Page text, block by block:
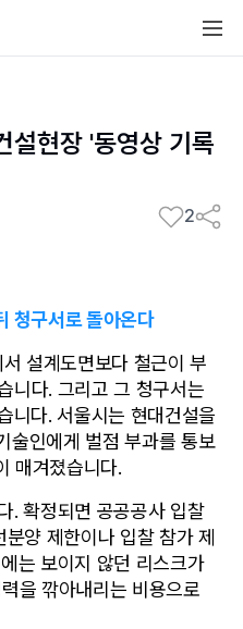
설현장 '동영상 기록
2
청구서로 돌아온다
설계도면보다 철근이 부
니다. 그리고 그 청구서는
니다. 서울시는 현대건설을
술인에게 벌점 부과를 통보
매겨졌습니다.
. 확정되면 공공공사 입찰
양 제한이나 입찰 참가 제
는 보이지 않던 리스크가
을 깎아내리는 비용으로